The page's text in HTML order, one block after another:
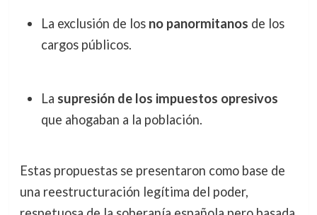
La exclusión de los no panormitanos de los
cargos públicos.
La supresión de los impuestos opresivos
que ahogaban a la población.
Estas propuestas se presentaron como base de
una reestructuración legítima del poder,